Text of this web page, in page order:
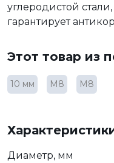
углеродистой
гарантирует
Этот товар из
10 мм М8 М8
Диаметр, мм